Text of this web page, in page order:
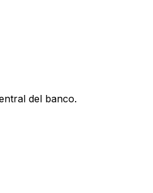
del banco.